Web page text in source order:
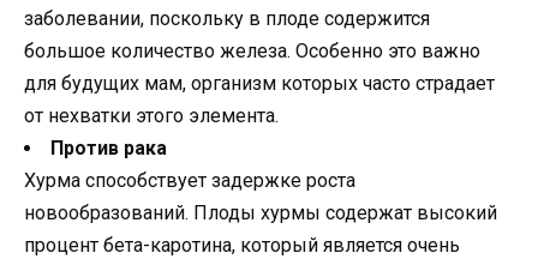
заболевании, поскольку в плоде содержится
большое количество железа. Особенно это важно
для будущих мам, организм которых часто страдает
от нехватки этого элемента.
Против рака
Хурма способствует задержке роста
новообразований. Плоды хурмы содержат высокий
процент бета-каротина, который является очень